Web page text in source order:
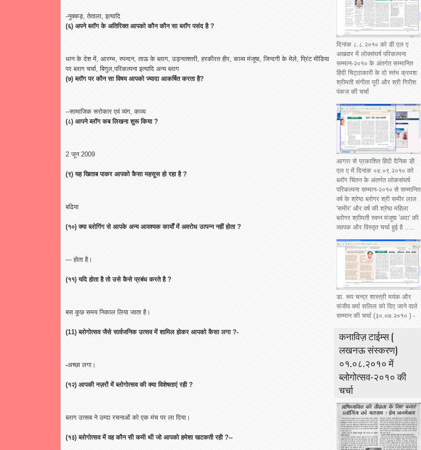
-नुक्कड़,तेताला,इत्यादि
(६)अपने ब्लॉग के अतिरिक्त आपको कौन कौन सा ब्लॉग पसंद है ?
धान के देश में,आरम्भ,स्पन्दन,ताऊ के ब्लाग,उड़नतश्तरी,हरकीरत हीर,काव्य मंजूषा,जिन्दगी के मेले,प्रिंट मीडिया
पर ब्लाग चर्चा,बिगुल,परिकल्पना इत्यादि अन्य ब्लाग
(७)ब्लॉग पर कौन सा विषय आपको ज्यादा आकर्षित करता है?
--सामाजिक सरोकार एवं व्यंग,काव्य
(८)आपने ब्लॉग कब लिखना शुरू किया?
2जून2009
(९)यह खिताब पाकर आपको कैसा महसूस हो रहा है?
बढिया
(१०)क्या ब्लोगिंग से आपके अन्य आवश्यक कार्यों में अवरोध उत्पन्न नहीं होता?
---होता है।
(११)यदि होता है तो उसे कैसे प्रबंध करते है?
बस कुछ समय निकाल लिया जाता है।
(11)ब्लोगोत्सव जैसे सार्वजनिक उत्सव में शामिल होकर आपको कैसा लगा?-
-अच्छा लगा।
(१२)आपकी नज़रों में ब्लोगोत्सव की क्या विशेषताएं रही?
ब्लाग उत्सब ने उम्दा रचनाओं को एक मंच पर ला दिया।
(१३)ब्लोगोत्सव में वह कौन सी कमी थी जो आपको हमेशा खटकती रही?--
दिनांक ८.८.२०१० को डी एल ए
अखवार में लोक्संघर्ष परिकल्पना
सम्मान-२०१० के अंतर्गत सम्मानित
हिंदी चिट्ठाकारी के दो स्तंभ क्रमश:
श्रीमती संगीता पूरी और श्री गिरीश
पंकज की चर्चा
आगरा से प्रकाशित हिंदी दैनिक डी
एल ए में दिनांक ०४.०९.२०१० को
ब्लॉग चिंतन के अंतर्गत लोकसंघर्ष
परिकल्पना सम्मान-२०१० से सम्मानित
वर्ष के श्रेष्ठ ब्लोगर श्री समीर लाल
'समीर' और वर्ष की श्रेष्ठ महिला
ब्लोगर श्रीमती स्वप्न मंजूषा 'अदा' की
व्यापक और विस्तृत चर्चा हुई है .....
डा. रूप चन्द्र शास्त्री मयंक और
संजीव वर्मा सलिल को दिए जाने वाले
सम्मान की चर्चा (३०.०७.२०१० ) -
कनाविज़ टाईम्स (
लखनऊ संस्करण)
०१.०८.२०१० में
ब्लोगोत्सव-२०१० की
चर्चा